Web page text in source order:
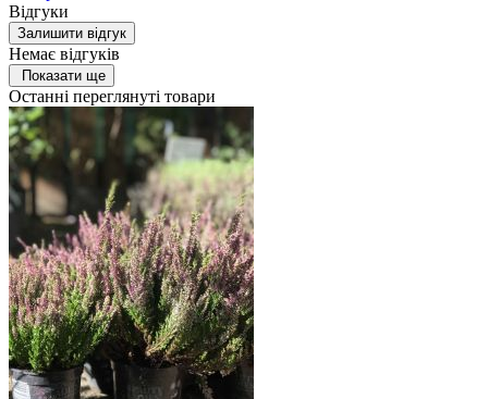
Відгуки
Залишити відгук
Немає відгуків
Показати ще
Останні переглянуті товари